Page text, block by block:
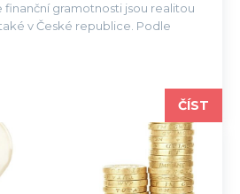
finanční gramotnosti jsou realitou
v České republice. Podle
ČÍST